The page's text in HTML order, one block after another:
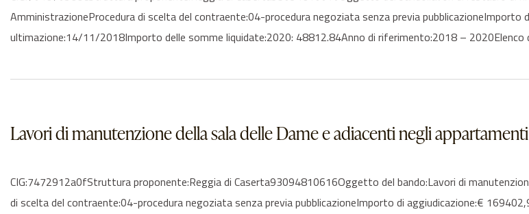
AmministrazioneProcedura di scelta del contraente:04-procedura negoziata senza previa
ultimazione:14/11/2018Importo delle somme liquidate:2020: 48812.84Anno di riferimento:2018 – 2020Elenco
Lavori di manutenzione della sala delle Dame e adiacenti negli
CIG:7472912a0fStruttura proponente:Reggia di Caserta93094810616Oggetto del bando:Lavori di
di scelta del contraente:04-procedura negoziata senza previa pubblicazioneImporto di aggiudicazione:€